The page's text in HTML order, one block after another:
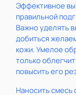
Эффективное
правильной
Важно уделять
добиться
кожи. Умелое
только
повысить его
Наносить смесь